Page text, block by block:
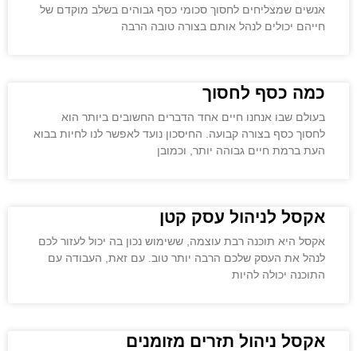
אנשים שמצליחים לחסוך סכומי כסף גבוהים בשלב מוקדם של
חייהם יכולים לנהל אותם בצורה טובה הרבה
כמה כסף לחסוך
בעולם שבו אנחנו חיים אחד הדברים החשובים ביותר הוא
לחסוך כסף בצורה קבועה. החיסכון נועד לאפשר לנו לחיות בבוא
העת ברמת חיים גבוהה יותר, וכמובן
אקסל לניהול עסק קטן
אקסל היא תוכנה רבת עוצמה, ששימוש נכון בה יכול לעזור לכם
לנהל את העסק שלכם הרבה יותר טוב. עם זאת, העבודה עם
התוכנה יכולה להיות
אקסל ניהול תזרים מזומנים